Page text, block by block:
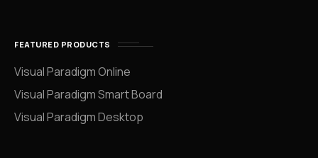
FEATURED PRODUCTS
Visual Paradigm Online
Visual Paradigm Smart Board
Visual Paradigm Desktop